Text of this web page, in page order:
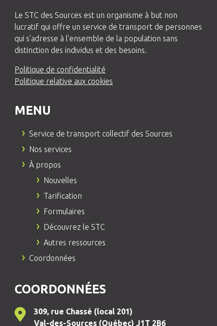
Le STC des Sources est un organisme à but non
lucratif qui offre un service de transport de personnes
qui s’adresse à l’ensemble de la population sans
distinction des individus et des besoins.
Politique de confidentialité
Politique relative aux cookies
MENU
Service de transport collectif des Sources
Nos services
À propos
Nouvelles
Tarification
Formulaires
Découvrez le STC
Autres ressources
Coordonnées
COORDONNÉES
309, rue Chassé (local 201)
Val-des-Sources (Québec) J1T 2B6